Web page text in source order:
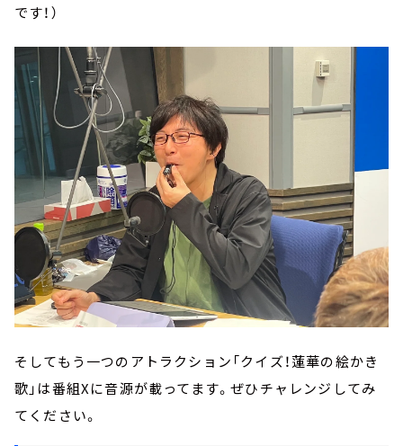
です！）
そしてもう一つのアトラクション「クイズ！蓮華の絵かき
歌」は番組Xに音源が載ってます。ぜひチャレンジしてみ
てください。